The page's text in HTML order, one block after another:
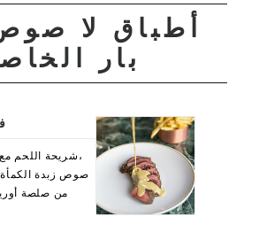
أطباق لا
بار
،شريحة اللحم
صوص زبدة الكمأة
من صلصة